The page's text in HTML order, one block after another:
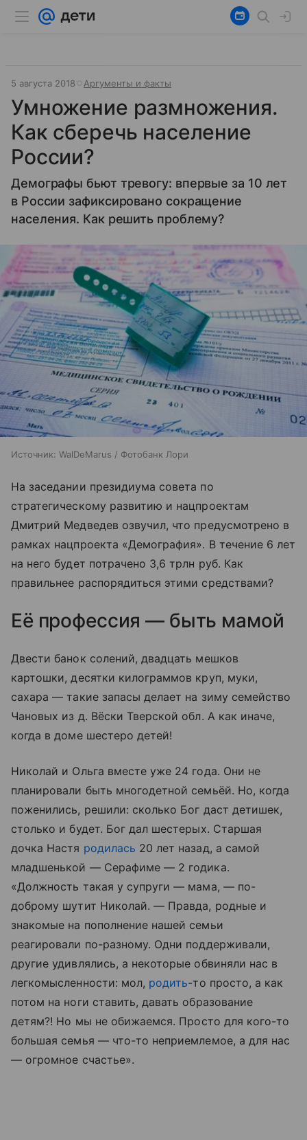
5 августа 2018 Аргументы и факты
Умножение размножения.
Как сберечь население
России?
Демографы бьют тревогу: впервые за 10 лет
в России зафиксировано сокращение
населения. Как решить проблему?
Источник: WalDeMarus / Фотобанк Лори
На заседании президиума совета по
стратегическому развитию и нацпроектам
Дмитрий Медведев озвучил, что предусмотрено в
рамках нацпроекта «Демография». В течение 6 лет
на него будет потрачено 3,6 трлн руб. Как
правильнее распорядиться этими средствами?
Её профессия — быть мамой
Двести банок солений, двадцать мешков
картошки, десятки килограммов круп, муки,
сахара — такие запасы делает на зиму семейство
Чановых из д. Вёски Тверской обл. А как иначе,
когда в доме шестеро детей!
Николай и Ольга вместе уже 24 года. Они не
планировали быть многодетной семьёй. Но, когда
поженились, решили: сколько Бог даст детишек,
столько и будет. Бог дал шестерых. Старшая
дочка Настя ­ родилась 20 лет назад, а самой
младшенькой — Серафиме — 2 годика.
«Должность такая у супруги — мама, — по-
доброму шутит Николай. — Правда, родные и
знакомые на пополнение нашей семьи
реагировали по-разному. Одни поддерживали,
другие удивлялись, а некоторые обвиняли нас в
легкомысленности: мол, родить-то просто, а как
потом на ноги ставить, давать образование
детям?! Но мы не обижаемся. Просто для кого-то
большая семья — что-то неприемлемое, а для нас
— огромное счастье».